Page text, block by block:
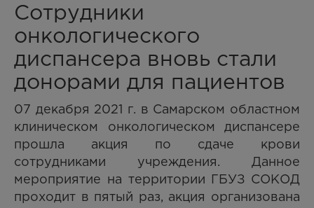
Сотрудники
онкологического
диспансера вновь стали
донорами для пациентов
07 декабря 2021 г. в Самарском областном
клиническом онкологическом диспансере
прошла акция по сдаче крови
сотрудниками учреждения. Данное
мероприятие на территории ГБУЗ СОКОД
проходит в пятый раз, акция организована